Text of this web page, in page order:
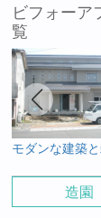
造園
ビフォーア
覧